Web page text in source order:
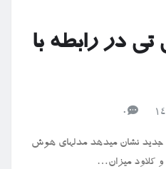
در رابطه با
0
912، تحقیقی جدید نشان میدهد مدلهای هوش
کلاود میزان…